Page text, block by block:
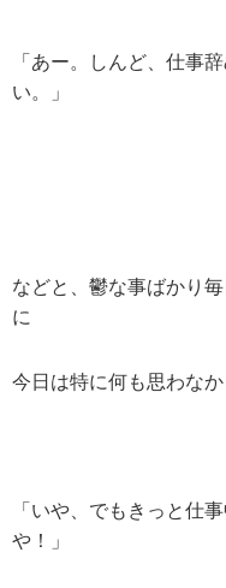
「あー。しんど、仕事
い。」
などと、鬱な事ばかり
に
今日は特に何も思わな
「いや、でもきっと仕
や！」